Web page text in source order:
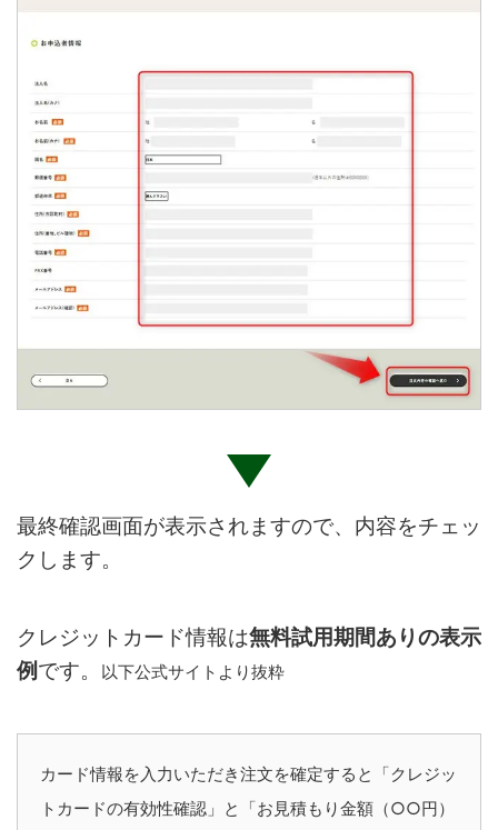
最終確認画面が表示されますので、内容をチェッ
クします。
クレジットカード情報は無料試用期間ありの表示
例です。 以下公式サイトより抜粋
カード情報を入力いただき注文を確定すると「クレジッ
トカードの有効性確認」と「お見積もり金額（○○円）